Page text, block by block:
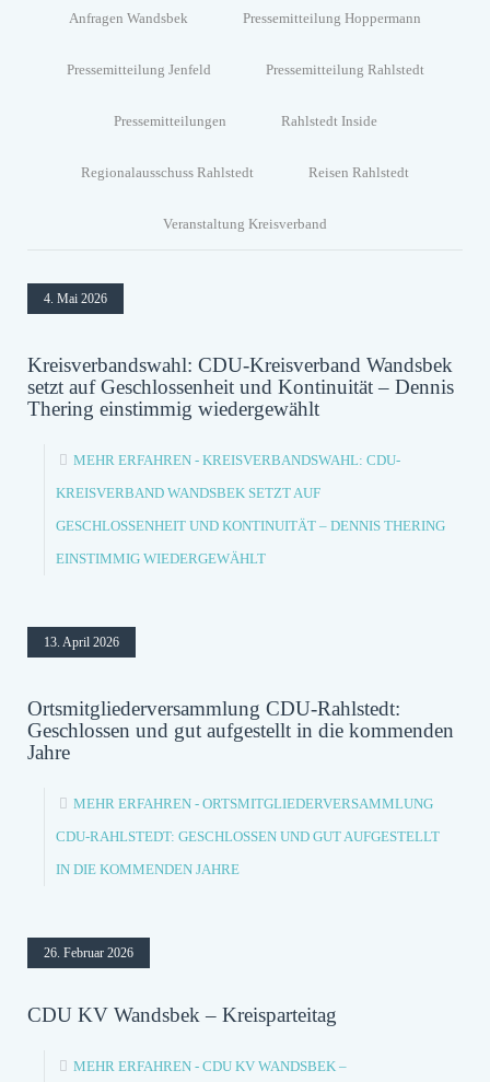
Anfragen Wandsbek Pressemitteilung Hoppermann
Pressemitteilung Jenfeld Pressemitteilung Rahlstedt
Pressemitteilungen Rahlstedt Inside
Regionalausschuss Rahlstedt Reisen Rahlstedt
Veranstaltung Kreisverband
4. Mai 2026
Kreisverbandswahl: CDU-Kreisverband Wandsbek
setzt auf Geschlossenheit und Kontinuität – Dennis
Thering einstimmig wiedergewählt
MEHR ERFAHREN - KREISVERBANDSWAHL: CDU-
KREISVERBAND WANDSBEK SETZT AUF
GESCHLOSSENHEIT UND KONTINUITÄT – DENNIS THERING
EINSTIMMIG WIEDERGEWÄHLT
13. April 2026
Ortsmitgliederversammlung CDU-Rahlstedt:
Geschlossen und gut aufgestellt in die kommenden
Jahre
MEHR ERFAHREN - ORTSMITGLIEDERVERSAMMLUNG
CDU-RAHLSTEDT: GESCHLOSSEN UND GUT AUFGESTELLT
IN DIE KOMMENDEN JAHRE
26. Februar 2026
CDU KV Wandsbek – Kreisparteitag
MEHR ERFAHREN - CDU KV WANDSBEK –